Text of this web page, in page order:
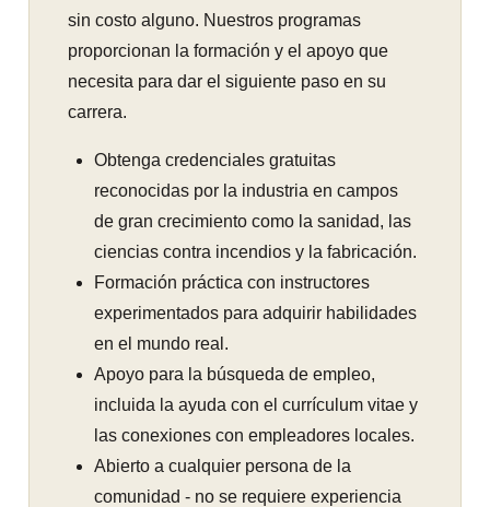
sin costo alguno. Nuestros programas
proporcionan la formación y el apoyo que
necesita para dar el siguiente paso en su
carrera.
Obtenga credenciales gratuitas
reconocidas por la industria en campos
de gran crecimiento como la sanidad, las
ciencias contra incendios y la fabricación.
Formación práctica con instructores
experimentados para adquirir habilidades
en el mundo real.
Apoyo para la búsqueda de empleo,
incluida la ayuda con el currículum vitae y
las conexiones con empleadores locales.
Abierto a cualquier persona de la
comunidad - no se requiere experiencia